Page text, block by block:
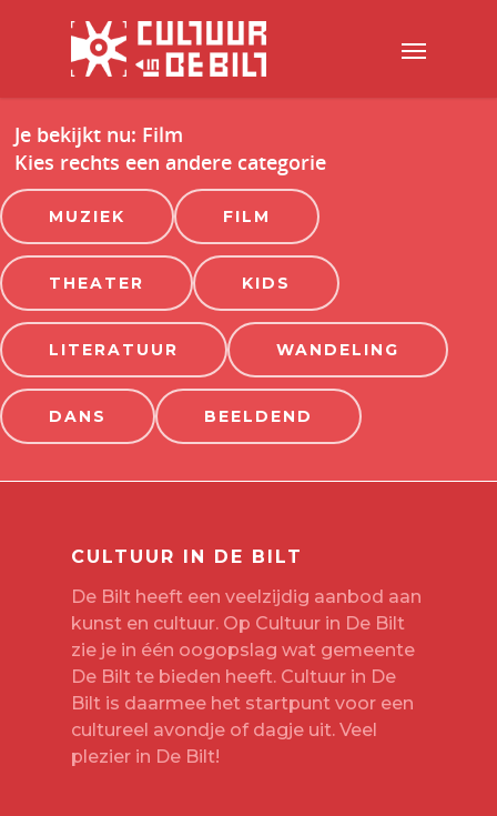
Je bekijkt nu: Film
Kies rechts een andere categorie
MUZIEK FILM
THEATER KIDS
LITERATUUR WANDELING
DANS BEELDEND
CULTUUR IN DE BILT
De Bilt heeft een veelzijdig aanbod aan
kunst en cultuur. Op Cultuur in De Bilt
zie je in één oogopslag wat gemeente
De Bilt te bieden heeft. Cultuur in De
Bilt is daarmee het startpunt voor een
cultureel avondje of dagje uit. Veel
plezier in De Bilt!